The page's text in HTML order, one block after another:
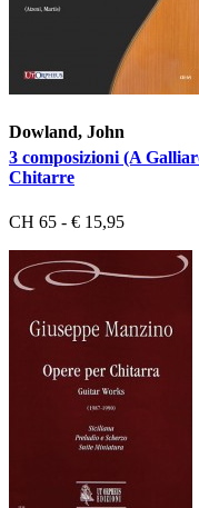
Dowland, John
3 composizioni (A
Chitarre
CH 65 - € 15,95